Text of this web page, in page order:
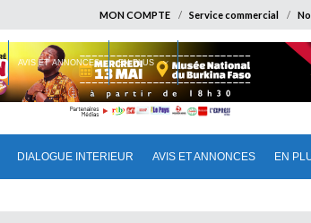
MON COMPTE Service commercial
DIALOGUE INTERIEUR AVIS ET ANNONCES EN
AVIS ET ANNONCES EN PLUS